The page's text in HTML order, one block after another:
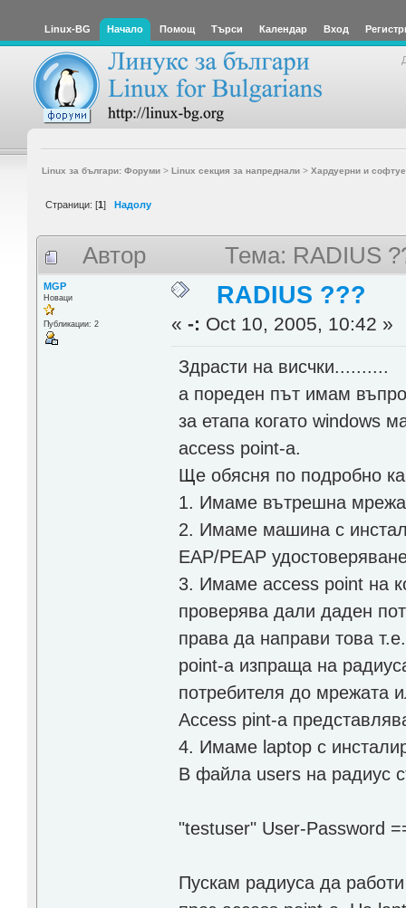
Linux-BG Начало Помощ Търси Календар Вход
Linux за българи: Форуми> Linux секция за напреднали> Хардуерни и
Страници: [1] Надолу
Автор Тема: RADIUS
MGP
Новаци
Публикации: 2
RADIUS ???
«-: Oct 10, 2005, 10:42 »
Здрасти на висчки..........
а пореден път имам
за етапа когато windows
access point-a.
Ще обясня по подробно
1. Имаме вътрешна
2. Имаме машина с
EAP/PEAP
3. Имаме access point на
проверява дали даден
права да направи това
point-а изпраща на
потребителя до мрежата
Access pint-a
4. Имаме laptop с
В файла users на радиус
"testuser" User-Password
Пускам радиуса да